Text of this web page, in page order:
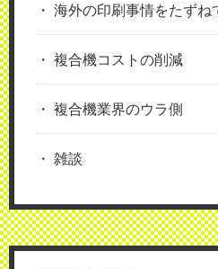
海外の印刷事情をたずね
複合機コストの削減
複合機業界のウラ側
雑談